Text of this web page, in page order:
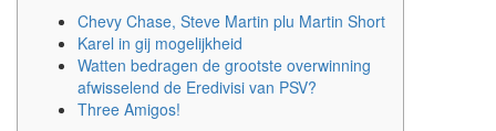
Chevy Chase, Steve Martin plu Martin Short
Karel in gij mogelijkheid
Watten bedragen de grootste overwinning
afwisselend de Eredivisi van PSV?
Three Amigos!